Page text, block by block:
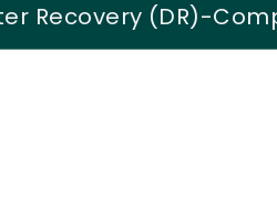
Recovery (DR)-